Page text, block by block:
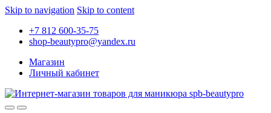
Skip to navigation Skip to content
+7 812 600-35-75
shop-beautypro@yandex.ru
Магазин
Личный кабинет